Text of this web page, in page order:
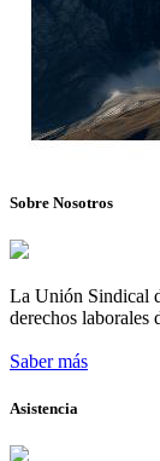
Sobre Nosotros
La Unión Sindical
derechos laborales
Saber más
Asistencia